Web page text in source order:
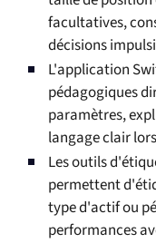
facultatives,
décisions
L'application
pédagogiques
paramètres,
langage clair
Les outils
permettent
type d'actif ou
performances